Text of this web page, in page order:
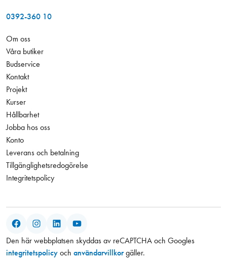
0392-360 10
Om oss
Våra butiker
Budservice
Kontakt
Projekt
Kurser
Hållbarhet
Jobba hos oss
Konto
Leverans och betalning
Tillgänglighetsredogörelse
Integritetspolicy
Facebook
Instagram
LinkedIn
Den här webbplatsen skyddas av reCAPTCHA och Googles
integritetspolicy och användarvillkorgäller.